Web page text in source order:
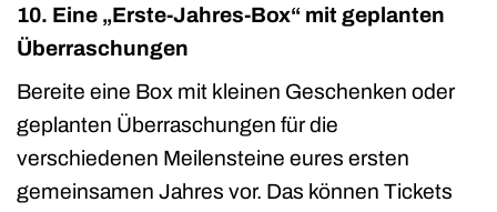
10. Eine „Erste-Jahres-Box“ mit geplanten
Überraschungen
Bereite eine Box mit kleinen Geschenken oder
geplanten Überraschungen für die
verschiedenen Meilensteine eures ersten
gemeinsamen Jahres vor. Das können Tickets